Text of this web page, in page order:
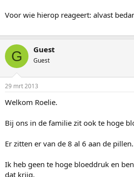
Voor wie hierop reageert: alvast
G Guest
Guest
29 mrt 2013
Welkom Roelie.
Bij ons in de familie zit ook te hoge
Er zitten er van de 8 al 6 aan de pillen.
Ik heb geen te hoge bloeddruk en
dat krijg.